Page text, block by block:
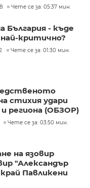
Чете се за: 05:37 мин.
България - къде
критично?
Чете се за: 01:30 мин.
стихия удари
региона (ОБЗОР)
Чете се за: 03:50 мин.
на язовир
"Александър
Павликени